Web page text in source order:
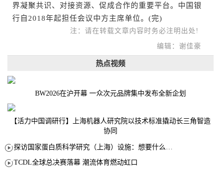
界凝聚共识、对接资源、促成合作的重要平台。中国银
行自2018年起担任会议中方主席单位。(完)
注：请在转载文章内容时务必注明出处!
编辑：谢佳豪
热点视频
BW2026在沪开幕 一众次元品牌集中发布全新企划
【活力中国调研行】上海机器人研究院以技术标准撬动长三角智造
协同
探访国家蛋白质科学研究（上海）设施：想要什么蛋白 AI直接设计合成
TCDL全球总决赛落幕 潮流体育燃动虹口